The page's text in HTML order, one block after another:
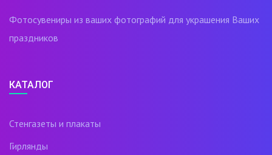
Фотосувениры из ваших фотографий для украшения Ваших
праздников
КАТАЛОГ
Стенгазеты и плакаты
Гирлянды